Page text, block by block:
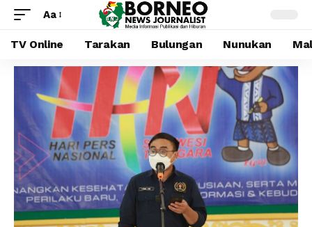
Aa
TV Online Tarakan Bulungan Nunukan